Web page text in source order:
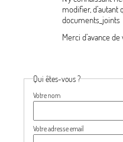
modifier, d’autant
documents_joints
Merci d’avance
Qui êtes-vous ?
Votre nom
Votre adresse email